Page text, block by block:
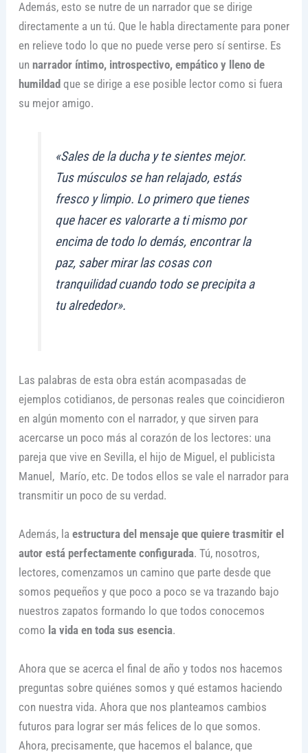
Además, esto se nutre de un narrador que se dirige
directamente a un tú. Que le habla directamente para poner
en relieve todo lo que no puede verse pero sí sentirse. Es
un narrador íntimo, introspectivo, empático y lleno de
humildadque se dirige a ese posible lector como si fuera
su mejor amigo.
«Sales de la ducha y te sientes mejor.
Tus músculos se han relajado, estás
fresco y limpio. Lo primero que tienes
que hacer es valorarte a ti mismo por
encima de todo lo demás, encontrar la
paz, saber mirar las cosas con
tranquilidad cuando todo se precipita a
tu alrededor».
Las palabras de esta obra están acompasadas de
ejemplos cotidianos, de personas reales que coincidieron
en algún momento con el narrador, y que sirven para
acercarse un poco más al corazón de los lectores: una
pareja que vive en Sevilla, el hijo de Miguel, el publicista
Manuel, Marío, etc. De todos ellos se vale el narrador para
transmitir un poco de su verdad.
Además, la estructura del mensaje que quiere trasmitir el
autor está perfectamente configurada. Tú, nosotros,
lectores, comenzamos un camino que parte desde que
somos pequeños y que poco a poco se va trazando bajo
nuestros zapatos formando lo que todos conocemos
como la vida en toda sus esencia.
Ahora que se acerca el final de año y todos nos hacemos
preguntas sobre quiénes somos y qué estamos haciendo
con nuestra vida. Ahora que nos planteamos cambios
futuros para lograr ser más felices de lo que somos.
Ahora, precisamente, que hacemos el balance, que